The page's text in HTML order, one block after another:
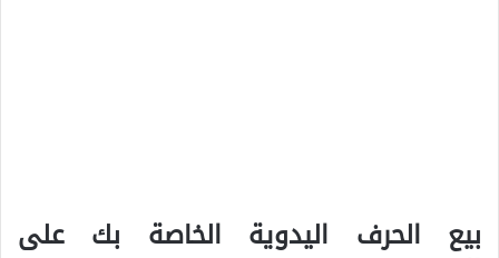
بيع الحرف اليدوية الخاصة بك على